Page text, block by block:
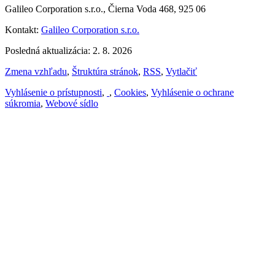
Galileo Corporation s.r.o., Čierna Voda 468, 925 06
Kontakt: Galileo Corporation s.r.o.
Posledná aktualizácia: 2. 8. 2026
Zmena vzhľadu, Štruktúra stránok, RSS, Vytlačiť
Vyhlásenie o prístupnosti, , Cookies, Vyhlásenie o ochrane
súkromia, Webové sídlo